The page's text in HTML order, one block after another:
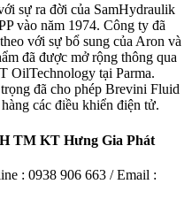
sự ra đời của SamHydraulik
vào năm 1974. Công ty đã
với sự bổ sung của Aron và
đã được mở rộng thông qua
OilTechnology tại Parma.
đã cho phép Brevini Fluid
các điều khiển điện tử.
TM KT Hưng Gia Phát
: 0938 906 663 / Email :